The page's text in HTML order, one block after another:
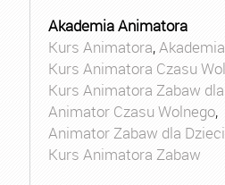
Akademia Animatora
Kurs Animatora,
Kurs Animatora Czasu
Kurs Animatora Zabaw
Animator Czasu Wolnego,
Animator Zabaw dla Dzieci
Kurs Animatora Zabaw